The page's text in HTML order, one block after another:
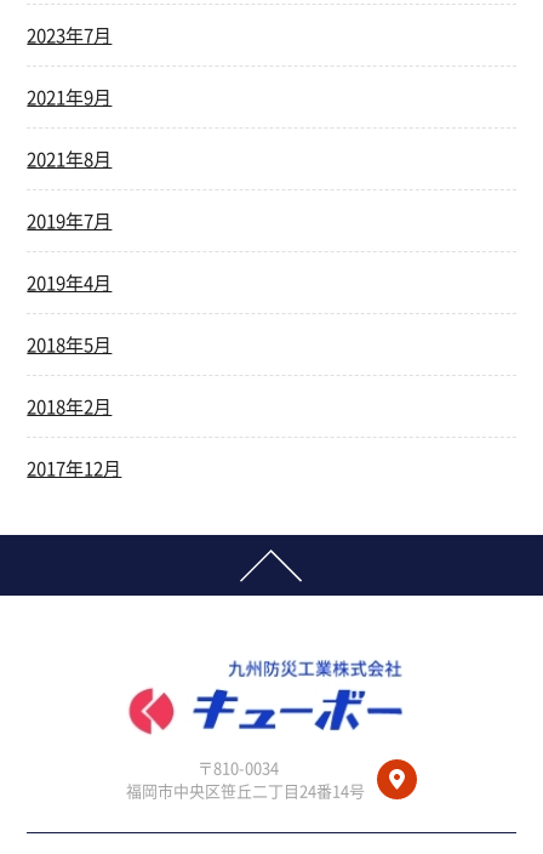
2023年7月
2021年9月
2021年8月
2019年7月
2019年4月
2018年5月
2018年2月
2017年12月
〒810-0034
福岡市中央区笹丘二丁目24番14号